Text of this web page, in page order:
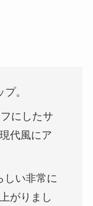
。
にしたサ
代風にア
しい非常に
がりまし